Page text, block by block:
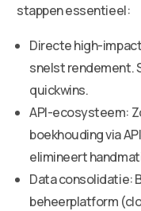
stappen essentieel:
Directe high-
snelst rendement.
quickwins.
API-ecosysteem:
boekhouding via
elimineert
Data consolidatie:
beheerplatform